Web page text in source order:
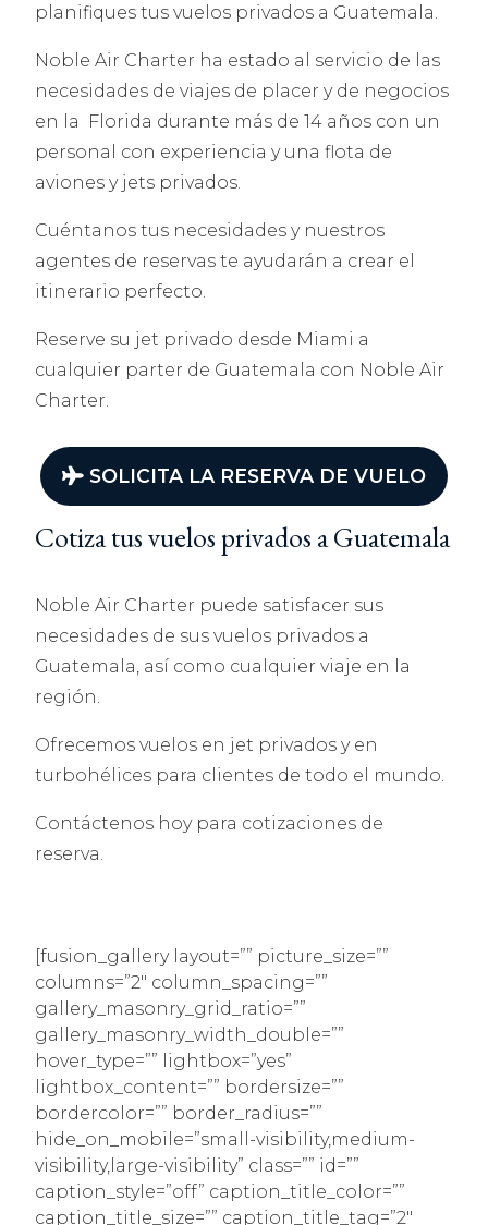
planifiques tus vuelos privados a Guatemala.
Noble Air Charter ha estado al servicio de las
necesidades de viajes de placer y de negocios
en la Florida durante más de 14 años con un
personal con experiencia y una flota de
aviones y jets privados.
Cuéntanos tus necesidades y nuestros
agentes de reservas te ayudarán a crear el
itinerario perfecto.
Reserve su jet privado desde Miami a
cualquier parter de Guatemala con Noble Air
Charter.
SOLICITA LA RESERVA DE VUELO
Cotiza tus vuelos privados a Guatemala
Noble Air Charter puede satisfacer sus
necesidades de sus vuelos privados a
Guatemala, así como cualquier viaje en la
región.
Ofrecemos vuelos en jet privados y en
turbohélices para clientes de todo el mundo.
Contáctenos hoy para cotizaciones de
reserva.
[fusion_gallery layout=”” picture_size=””
columns=”2″ column_spacing=””
gallery_masonry_grid_ratio=””
gallery_masonry_width_double=””
hover_type=”” lightbox=”yes”
lightbox_content=”” bordersize=””
bordercolor=”” border_radius=””
hide_on_mobile=”small-visibility,medium-
visibility,large-visibility” class=”” id=””
caption_style=”off” caption_title_color=””
caption_title_size=”” caption_title_tag=”2″